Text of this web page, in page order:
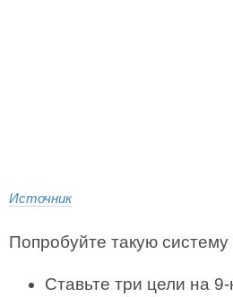
Источник
Попробуйте такую систему
Ставьте три цели на